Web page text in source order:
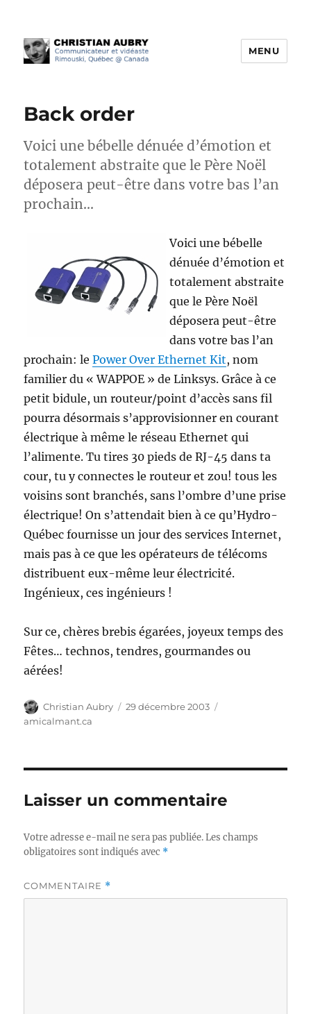
MENU
Back order
Voici une bébelle dénuée d’émotion et
totalement abstraite que le Père Noël
déposera peut-être dans votre bas l’an
prochain…
Voici une bébelle
dénuée d’émotion et
totalement abstraite
que le Père Noël
déposera peut-être
dans votre bas l’an
prochain: lePower Over Ethernet Kit, nom
familier du « WAPPOE » de Linksys. Grâce à ce
petit bidule, un routeur/point d’accès sans fil
pourra désormais s’approvisionner en courant
électrique à même le réseau Ethernet qui
l’alimente. Tu tires 30 pieds de RJ-45 dans ta
cour, tu y connectes le routeur et zou! tous les
voisins sont branchés, sans l’ombre d’une prise
électrique! On s’attendait bien à ce qu’Hydro-
Québec fournisse un jour des services Internet,
mais pas à ce que les opérateurs de télécoms
distribuent eux-même leur électricité.
Ingénieux, ces ingénieurs !
Sur ce, chères brebis égarées, joyeux temps des
Fêtes… technos, tendres, gourmandes ou
aérées!
Auteur
Christian Aubry
Publié
29 décembre 2003
amicalmant.ca
Laisser un commentaire
Votre adresse e-mail ne sera pas publiée. Les champs
obligatoires sont indiqués avec *
COMMENTAIRE *